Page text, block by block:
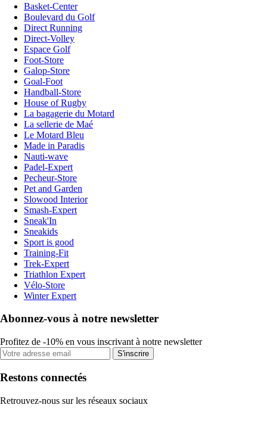
Basket-Center
Boulevard du Golf
Direct Running
Direct-Volley
Espace Golf
Foot-Store
Galop-Store
Goal-Foot
Handball-Store
House of Rugby
La bagagerie du Motard
La sellerie de Maé
Le Motard Bleu
Made in Paradis
Nauti-wave
Padel-Expert
Pecheur-Store
Pet and Garden
Slowood Interior
Smash-Expert
Sneak'In
Sneakids
Sport is good
Training-Fit
Trek-Expert
Triathlon Expert
Vélo-Store
Winter Expert
Abonnez-vous à notre newsletter
Profitez de -10% en vous inscrivant à notre newsletter
S'inscrire
Restons connectés
Retrouvez-nous sur les réseaux sociaux